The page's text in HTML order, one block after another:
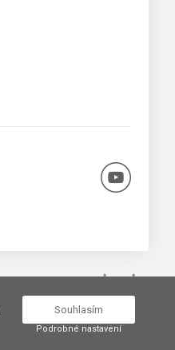
Souhlasím
Podrobné nastavení